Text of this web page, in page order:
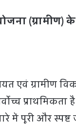
(ग्रामीण)
एवं ग्रामीण
में पूरी और स्पष्ट